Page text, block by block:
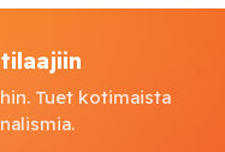
Tuet kotimaista